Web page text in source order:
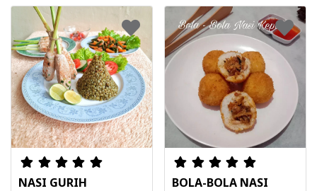
NASI GURIH
BOLA-BOLA NASI